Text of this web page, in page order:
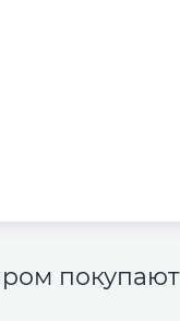
покупают